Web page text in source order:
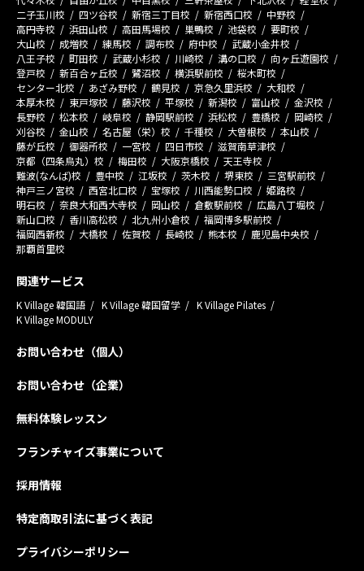
二子玉川校
四ツ谷校 新宿三丁目校 新宿西口校
中野校
高円寺校
浜田山校 高田馬場校 巣鴨校 池袋校
要町校
大山校
成増校 練馬校 調布校 府中校
武蔵小金井校
八王子校
町田校 武蔵小杉校 川崎校 溝の口校
向ヶ丘遊園校
登戸校
新百合ヶ丘校 鷺沼校 横浜駅前校
桜木町校
センター北校
あざみ野校 鶴見校 京急久里浜校
大和校
本厚木校
東戸塚校 藤沢校 平塚校 新潟校 富山校
金沢校
長野校
松本校 岐阜校 静岡駅前校 浜松校 豊橋校
岡崎校
刈谷校
金山校 名古屋（栄）校 千種校 大曽根校
本山校
藤が丘校
御器所校 一宮校 四日市校
滋賀南草津校
京都（四条烏丸）校
梅田校 大阪京橋校
天王寺校
難波(なんば)校
豊中校 江坂校 茨木校 堺東校
三宮駅前校
神戸三ノ宮校
西宮北口校 宝塚校 川西能勢口校
姫路校
明石校
奈良大和西大寺校 岡山校 倉敷駅前校
広島八丁堀校
新山口校
香川高松校 北九州小倉校
福岡博多駅前校
福岡西新校
大橋校 佐賀校 長崎校 熊本校
鹿児島中央校
那覇首里校
関連サービス
K Village 韓国語 K Village 韓国留学
K Village Pilates
K Village MODULY
お問い合わせ（個人）
お問い合わせ（企業）
無料体験レッスン
フランチャイズ事業について
採用情報
特定商取引法に基づく表記
プライバシーポリシー